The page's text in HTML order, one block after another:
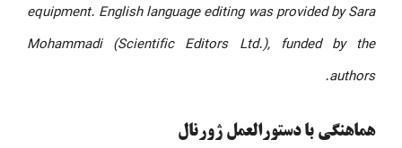
equipment. English language editing was provided by Sara
Mohammadi (Scientific Editors Ltd.), funded by the
authors.
هماهنگی با دستورالعمل ژورنال